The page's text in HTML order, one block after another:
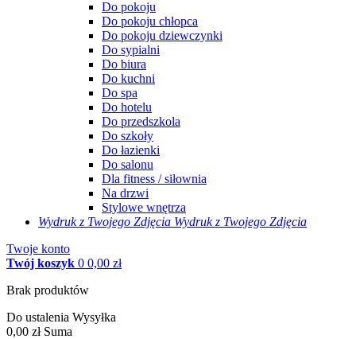
Do pokoju
Do pokoju chłopca
Do pokoju dziewczynki
Do sypialni
Do biura
Do kuchni
Do spa
Do hotelu
Do przedszkola
Do szkoły
Do łazienki
Do salonu
Dla fitness / siłownia
Na drzwi
Stylowe wnętrza
Wydruk z Twojego Zdjęcia Wydruk z Twojego Zdjęcia
Twoje konto
Twój koszyk 0 0,00 zł
Brak produktów
Do ustalenia Wysyłka
0,00 zł Suma